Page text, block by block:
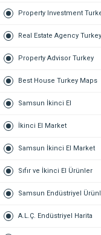
Property Investment
Real Estate Agency Turkey
Property Advisor Turkey
Best House Turkey Maps
Samsun İkinci El
İkinci El Market
Samsun İkinci El Market
Sıfır ve İkinci El Ürünler
Samsun Endüstriyel
A.L.Ç. Endüstriyel Harita